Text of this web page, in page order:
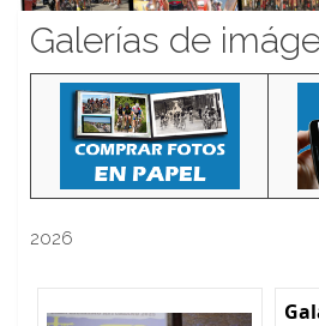
Galerías de
2026